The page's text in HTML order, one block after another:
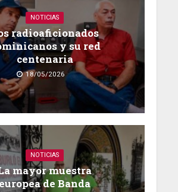
NOTICIAS
radioaficionados
y su red
centenaria
18/05/2026
NOTICIAS
mayor muestra
de Banda